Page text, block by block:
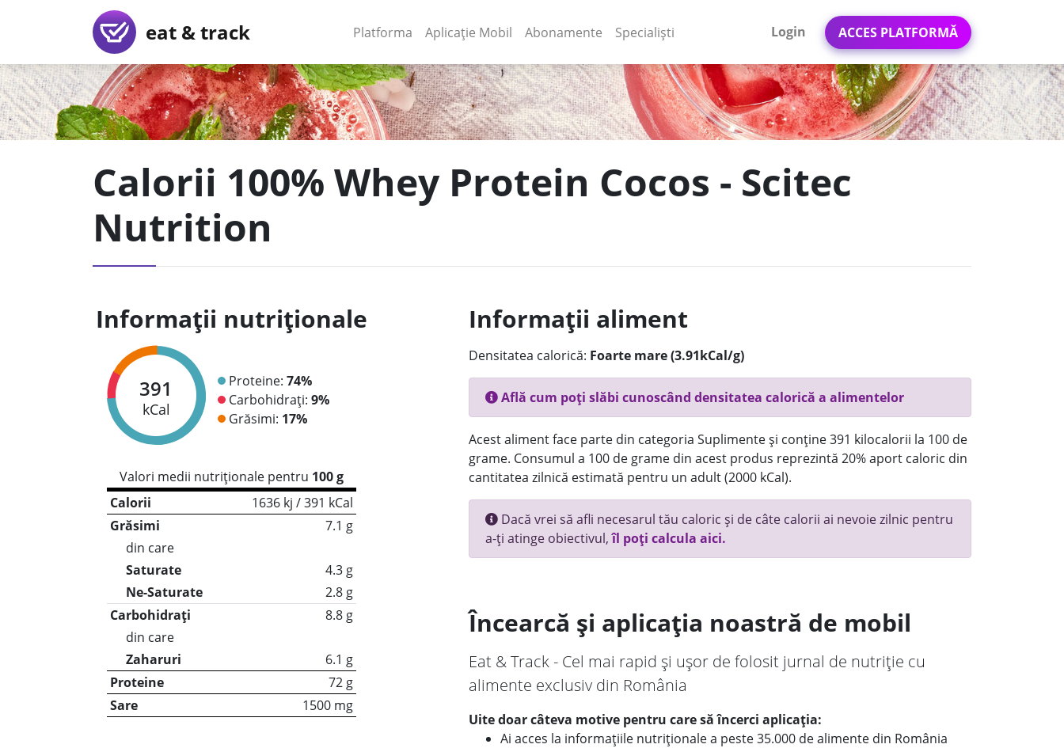
eat & track Platforma (current)
Aplicație Mobil (current)
Abonamente Specialiști Login ACCES PLATFORMĂ
Calorii 100% Whey Protein Cocos - Scitec
Nutrition
Informații nutriționale
391
kCal
Proteine: 74%
Carbohidrați: 9%
Grăsimi: 17%
Valori medii nutriționale pentru 100 g
Calorii
1636 kj / 391 kCal
Grăsimi
7.1 g
din care
Saturate
4.3 g
Ne-Saturate
2.8 g
Carbohidrați
8.8 g
din care
Zaharuri
6.1 g
Proteine
72 g
Sare
1500 mg
Informații aliment
Densitatea calorică: Foarte mare (3.91kCal/g)
Află cum poți slăbi cunoscând densitatea calorică a alimentelor
Acest aliment face parte din categoria Suplimente și conține 391 kilocalorii la 100 de
grame. Consumul a 100 de grame din acest produs reprezintă 20% aport caloric din
cantitatea zilnică estimată pentru un adult (2000 kCal).
Dacă vrei să afli necesarul tău caloric și de câte calorii ai nevoie zilnic pentru
a-ți atinge obiectivul,îl poți calcula aici.
Încearcă și aplicația noastră de mobil
Eat & Track - Cel mai rapid și ușor de folosit jurnal de nutriție cu
alimente exclusiv din România
Uite doar câteva motive pentru care să încerci aplicația:
Ai acces la informațiile nutriționale a peste 35.000 de alimente din România